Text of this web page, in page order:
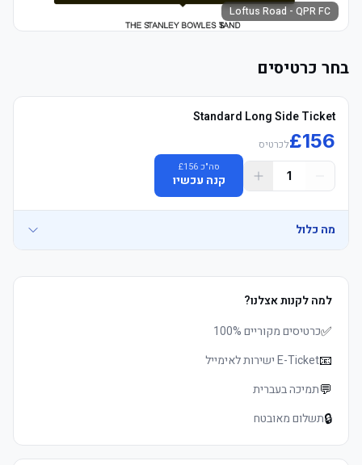
Loftus Road - QPR FC
בחר כרטיסים
Standard Long Side Ticket
£156 לכרטיס
1
סה"כ £156
קנה עכשיו
מה כלול
	• Children, families and groups welcome
למה לקנות אצלנו?
✅כרטיסים מקוריים 100%
📧E-Ticket ישירות לאימייל
💬תמיכה בעברית
🔒תשלום מאובטח